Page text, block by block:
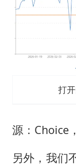
打
源：Choice
另外，我们